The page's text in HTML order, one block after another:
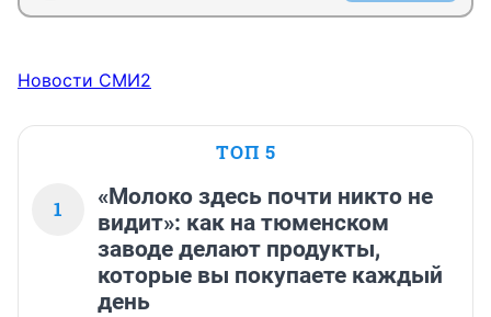
Новости СМИ2
ТОП 5
1
«Молоко здесь почти никто не
видит»: как на тюменском
заводе делают продукты,
которые вы покупаете каждый
день